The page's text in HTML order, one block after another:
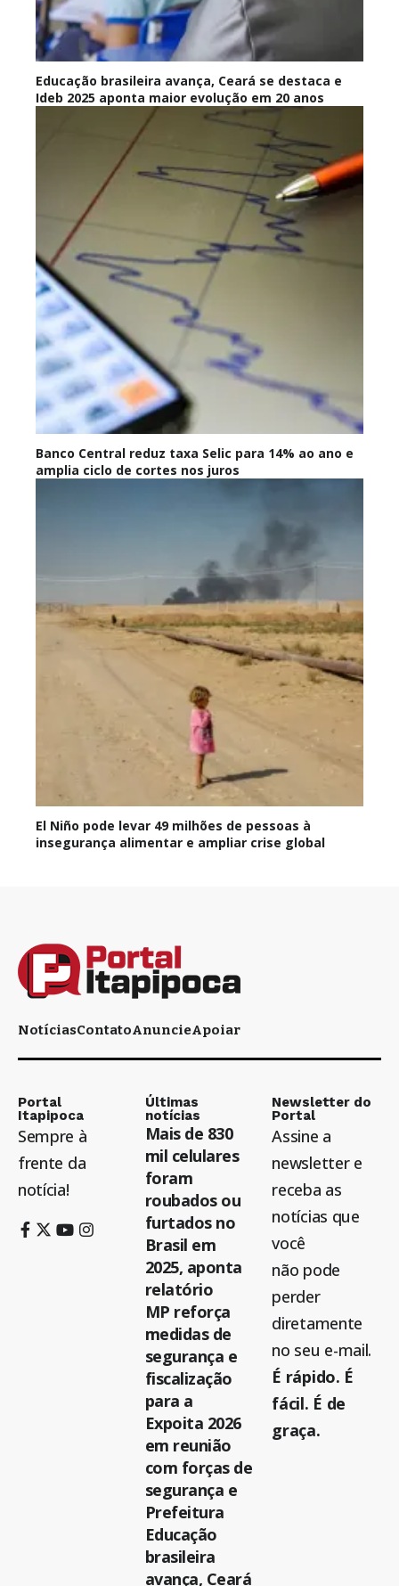
Educação brasileira avança, Ceará se destaca e
Ideb 2025 aponta maior evolução em 20 anos
Banco Central reduz taxa Selic para 14% ao ano e
amplia ciclo de cortes nos juros
El Niño pode levar 49 milhões de pessoas à
insegurança alimentar e ampliar crise global
NotíciasContatoAnuncieApoiar
Portal
Itapipoca
Sempre à
frente da
notícia!
Últimas
notícias
Mais de 830
mil celulares
foram
roubados ou
furtados no
Brasil em
2025, aponta
relatório
MP reforça
medidas de
segurança e
fiscalização
para a
Expoita 2026
em reunião
com forças de
segurança e
Prefeitura
Educação
brasileira
avança, Ceará
Newsletter do
Portal
Assine a
newsletter e
receba as
notícias que
você
não pode
perder
diretamente
no seu e-mail.
É rápido. É
fácil. É de
graça.